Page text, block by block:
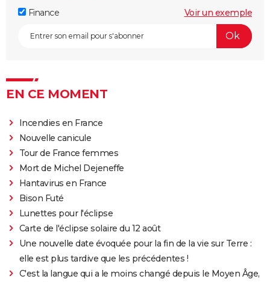
Finance Voir un exemple
EN CE MOMENT
Incendies en France
Nouvelle canicule
Tour de France femmes
Mort de Michel Dejeneffe
Hantavirus en France
Bison Futé
Lunettes pour l'éclipse
Carte de l'éclipse solaire du 12 août
Une nouvelle date évoquée pour la fin de la vie sur Terre :
elle est plus tardive que les précédentes !
C'est la langue qui a le moins changé depuis le Moyen Âge,